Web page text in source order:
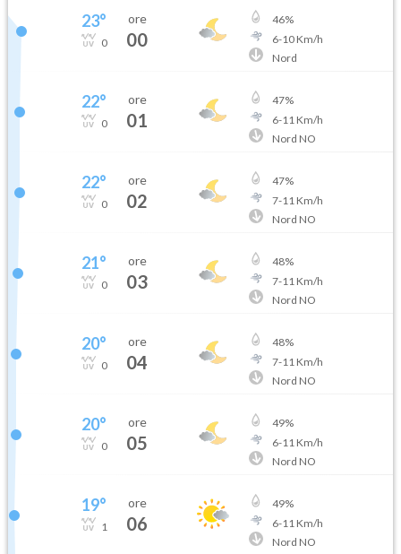
23°
0
ore
00
46%
6-10Km/h
Nord
22°
0
ore
01
47%
6-11 Km/h
Nord NO
22°
0
ore
02
47%
7-11 Km/h
Nord NO
21°
0
ore
03
48%
7-11 Km/h
Nord NO
20°
0
ore
04
48%
7-11 Km/h
Nord NO
20°
0
ore
05
49%
6-11 Km/h
Nord NO
19°
1
ore
06
49%
6-11 Km/h
Nord NO